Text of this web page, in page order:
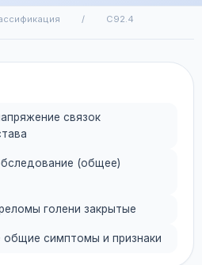
/ C92.4
связок
(общее)
голени закрытые
общие симптомы и признаки